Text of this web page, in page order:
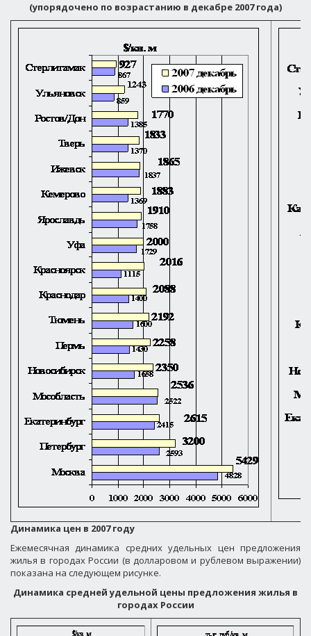
(упорядочено по возрастанию в декабре 2007 года)
Динамика цен в 2007 году
Ежемесячная динамика средних удельных цен предложения
жилья в городах России (в долларовом и рублевом выражении)
показана на следующем рисунке.
Динамика средней удельной цены предложения жилья в
городах России